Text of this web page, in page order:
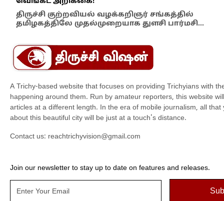
திருச்சி குற்றவியல் வழக்கறிஞர் சங்கத்தில்
தமிழகத்திலே முதல்முறையாக துளசி பார்மசி…
A Trichy-based website that focuses on providing Trichyians with
happening around them. Run by amateur reporters, this website
articles at a different length. In the era of mobile journalism, all that
about this beautiful city will be just at a touch's distance.
Contact us: reachtrichyvision@gmail.com
Join our newsletter to stay up to date on features and releases.